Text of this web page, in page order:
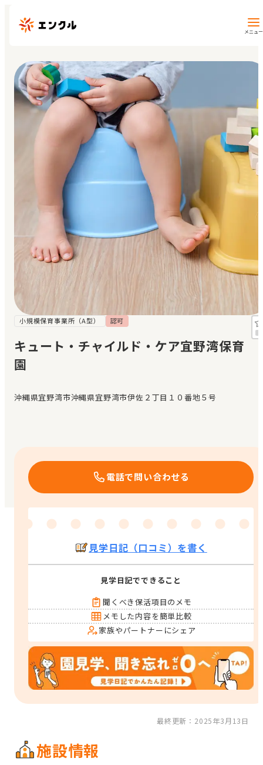
メニュー
保育園・幼稚園を探す
地図から探す
地域から探す
マイページ
閲覧履歴
お気に入り
見学日記
メッセージ
おすすめの園
コラム
お知らせ
小規模保育事業所（A型） 認可
キュート・チャイルド・ケア宜野湾保育
園
沖縄県宜野湾市沖縄県宜野湾市伊佐２丁目１０番地５号
電話で問い合わせる
見学日記（口コミ）を書く
見学日記でできること
聞くべき保活項目のメモ
メモした内容を簡単比較
家族やパートナーにシェア
最終更新：2025年3月13日
施設情報